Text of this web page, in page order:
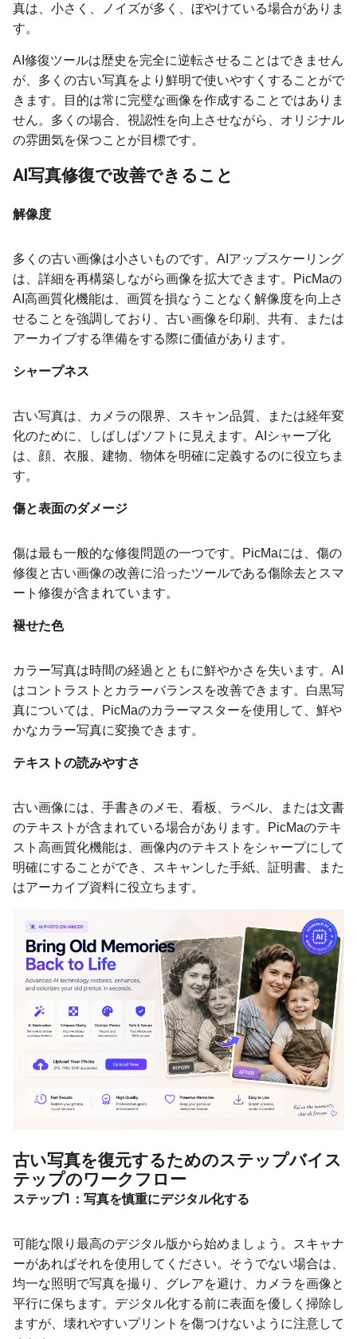
真は、小さく、ノイズが多く、ぼやけている場合がありま
す。
AI修復ツールは歴史を完全に逆転させることはできません
が、多くの古い写真をより鮮明で使いやすくすることがで
きます。目的は常に完璧な画像を作成することではありま
せん。多くの場合、視認性を向上させながら、オリジナル
の雰囲気を保つことが目標です。
AI写真修復で改善できること
解像度
多くの古い画像は小さいものです。AIアップスケーリング
は、詳細を再構築しながら画像を拡大できます。PicMaの
AI高画質化機能は、画質を損なうことなく解像度を向上さ
せることを強調しており、古い画像を印刷、共有、または
アーカイブする準備をする際に価値があります。
シャープネス
古い写真は、カメラの限界、スキャン品質、または経年変
化のために、しばしばソフトに見えます。AIシャープ化
は、顔、衣服、建物、物体を明確に定義するのに役立ちま
す。
傷と表面のダメージ
傷は最も一般的な修復問題の一つです。PicMaには、傷の
修復と古い画像の改善に沿ったツールである傷除去とスマ
ート修復が含まれています。
褪せた色
カラー写真は時間の経過とともに鮮やかさを失います。AI
はコントラストとカラーバランスを改善できます。白黒写
真については、PicMaのカラーマスターを使用して、鮮や
かなカラー写真に変換できます。
テキストの読みやすさ
古い画像には、手書きのメモ、看板、ラベル、または文書
のテキストが含まれている場合があります。PicMaのテキ
スト高画質化機能は、画像内のテキストをシャープにして
明確にすることができ、スキャンした手紙、証明書、また
はアーカイブ資料に役立ちます。
古い写真を復元するためのステップバイス
テップのワークフロー
ステップ1：写真を慎重にデジタル化する
可能な限り最高のデジタル版から始めましょう。スキャナ
ーがあればそれを使用してください。そうでない場合は、
均一な照明で写真を撮り、グレアを避け、カメラを画像と
平行に保ちます。デジタル化する前に表面を優しく掃除し
ますが、壊れやすいプリントを傷つけないように注意して